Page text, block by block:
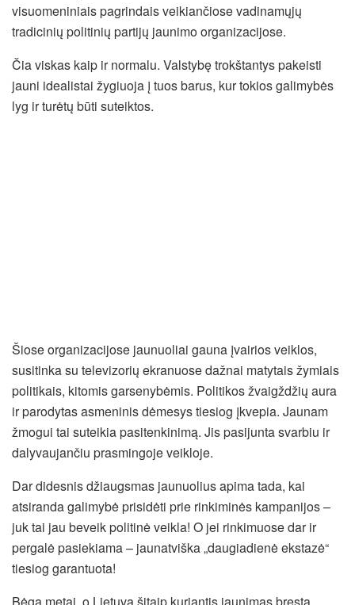
visuomeniniais pagrindais veikiančiose vadinamųjų
tradicinių politinių partijų jaunimo organizacijose.
Čia viskas kaip ir normalu. Valstybę trokštantys pakeisti
jauni idealistai žygiuoja į tuos barus, kur tokios galimybės
lyg ir turėtų būti suteiktos.
Šiose organizacijose jaunuoliai gauna įvairios veiklos,
susitinka su televizorių ekranuose dažnai matytais žymiais
politikais, kitomis garsenybėmis. Politikos žvaigždžių aura
ir parodytas asmeninis dėmesys tiesiog įkvepia. Jaunam
žmogui tai suteikia pasitenkinimą. Jis pasijunta svarbiu ir
dalyvaujančiu prasmingoje veikloje.
Dar didesnis džiaugsmas jaunuolius apima tada, kai
atsiranda galimybė prisidėti prie rinkiminės kampanijos –
juk tai jau beveik politinė veikla! O jei rinkimuose dar ir
pergalė pasiekiama – jaunatviška „daugiadienė ekstazė“
tiesiog garantuota!
Bėga metai, o Lietuvą šitaip kuriantis jaunimas bręsta,